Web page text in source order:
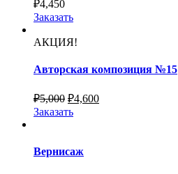
₽4,450
Заказать
АКЦИЯ!
Авторская композиция №15
₽5,000 ₽4,600
Заказать
Вернисаж